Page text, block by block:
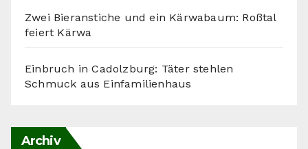
Zwei Bieranstiche und ein Kärwabaum: Roßtal
feiert Kärwa
Einbruch in Cadolzburg: Täter stehlen
Schmuck aus Einfamilienhaus
Archiv